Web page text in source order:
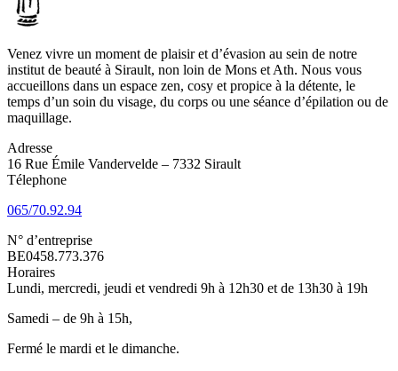
Venez vivre un moment de plaisir et d’évasion au sein de notre
institut de beauté à Sirault, non loin de Mons et Ath. Nous vous
accueillons dans un espace zen, cosy et propice à la détente, le
temps d’un soin du visage, du corps ou une séance d’épilation ou de
maquillage.
Adresse
16 Rue Émile Vandervelde – 7332 Sirault
Télephone
065/70.92.94
N° d’entreprise
BE0458.773.376
Horaires
Lundi, mercredi, jeudi et vendredi 9h à 12h30 et de 13h30 à 19h
Samedi – de 9h à 15h,
Fermé le mardi et le dimanche.